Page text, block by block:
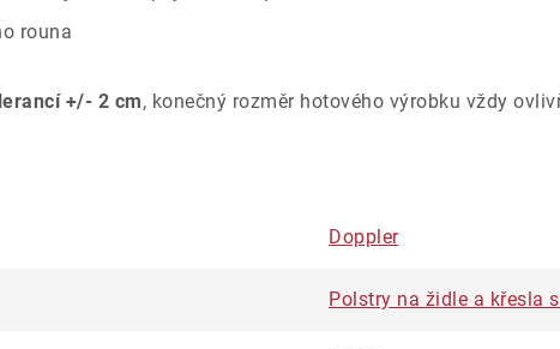
rouna
+/- 2 cm, konečný rozměr hotového výrobku vždy
Doppler
Polstry na židle a křesla